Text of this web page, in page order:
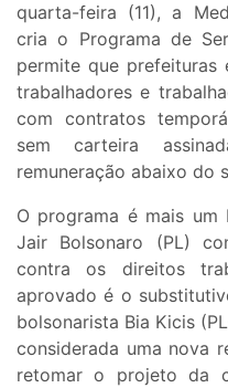
quarta-feira (11), a
cria o Programa de
permite que prefeituras
trabalhadores e
com contratos
sem carteira
remuneração abaixo do
O programa é mais
Jair Bolsonaro (PL)
contra os direitos
aprovado é o
bolsonarista Bia Kicis
considerada uma nova
retomar o projeto da